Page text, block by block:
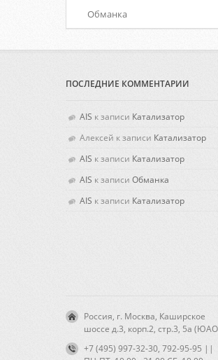
Обманка
ПОСЛЕДНИЕ КОММЕНТАРИИ
AIS к записи Катализатор
Алексей к записи Катализатор
AIS к записи Катализатор
AIS к записи Обманка
AIS к записи Катализатор
Россия, г. Москва, Каширское
шоссе д.3, корп.2, стр.3, 5а
+7 (495) 997-32-30, 792-95-95 ||